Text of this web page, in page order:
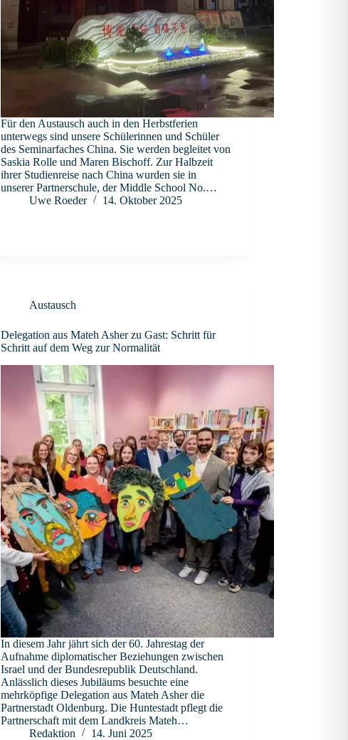
Für den Austausch auch in den Herbstferien
unterwegs sind unsere Schülerinnen und Schüler
des Seminarfaches China. Sie werden begleitet von
Saskia Rolle und Maren Bischoff. Zur Halbzeit
ihrer Studienreise nach China wurden sie in
unserer Partnerschule, der Middle School No.…
Uwe Roeder
14. Oktober 2025
Austausch
Delegation aus Mateh Asher zu Gast: Schritt für
Schritt auf dem Weg zur Normalität
In diesem Jahr jährt sich der 60. Jahrestag der
Aufnahme diplomatischer Beziehungen zwischen
Israel und der Bundesrepublik Deutschland.
Anlässlich dieses Jubiläums besuchte eine
mehrköpfige Delegation aus Mateh Asher die
Partnerstadt Oldenburg. Die Huntestadt pflegt die
Partnerschaft mit dem Landkreis Mateh…
Redaktion
14. Juni 2025